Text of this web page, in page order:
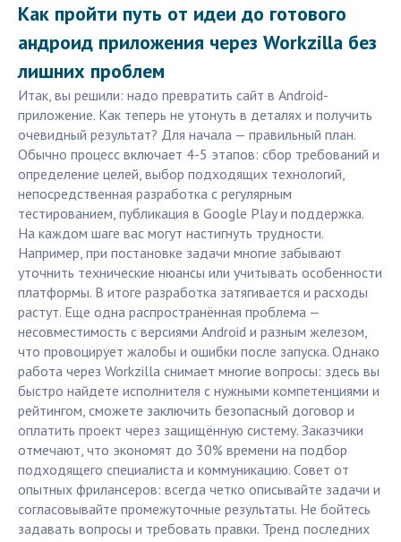
Как пройти путь от идеи до готового
андроид приложения через Workzilla без
лишних проблем
Итак, вы решили: надо превратить сайт в Android-
приложение. Как теперь не утонуть в деталях и получить
очевидный результат? Для начала — правильный план.
Обычно процесс включает 4-5 этапов: сбор требований и
определение целей, выбор подходящих технологий,
непосредственная разработка с регулярным
тестированием, публикация в Google Play и поддержка.
На каждом шаге вас могут настигнуть трудности.
Например, при постановке задачи многие забывают
уточнить технические нюансы или учитывать особенности
платформы. В итоге разработка затягивается и расходы
растут. Еще одна распространённая проблема —
несовместимость с версиями Android и разным железом,
что провоцирует жалобы и ошибки после запуска. Однако
работа через Workzilla снимает многие вопросы: здесь вы
быстро найдете исполнителя с нужными компетенциями и
рейтингом, сможете заключить безопасный договор и
оплатить проект через защищённую систему. Заказчики
отмечают, что экономят до 30% времени на подбор
подходящего специалиста и коммуникацию. Совет от
опытных фрилансеров: всегда четко описывайте задачи и
согласовывайте промежуточные результаты. Не бойтесь
задавать вопросы и требовать правки. Тренд последних